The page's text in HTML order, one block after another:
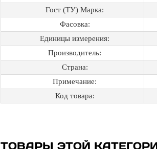
Гост (ТУ) Марка:
Фасовка:
Единицы измерения:
Производитель:
Страна:
Примечание:
Код товара:
ТОВАРЫ ЭТОЙ